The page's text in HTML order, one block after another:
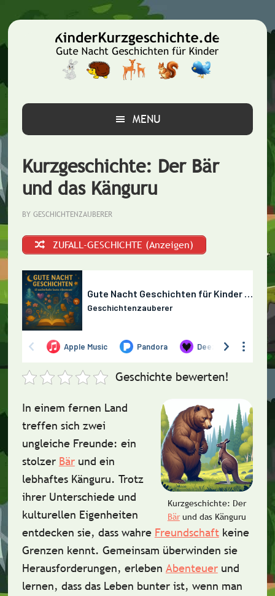
Hauptnavigation
springen
Inhalt
springen
Seitenspalte
springen
MENU
Kurzgeschichte: Der Bär
und das Känguru
BY GESCHICHTENZAUBERER
ZUFALL-GESCHICHTE (Anzeigen)
Geschichte bewerten!
Kurzgeschichte: Der
Bärund das Känguru
In einem fernen Land
treffen sich zwei
ungleiche Freunde: ein
stolzer Bärund ein
lebhaftes Känguru. Trotz
ihrer Unterschiede und
kulturellen Eigenheiten
entdecken sie, dass wahre Freundschaftkeine
Grenzen kennt. Gemeinsam überwinden sie
Herausforderungen, erleben Abenteuerund
lernen, dass das Leben bunter ist, wenn man